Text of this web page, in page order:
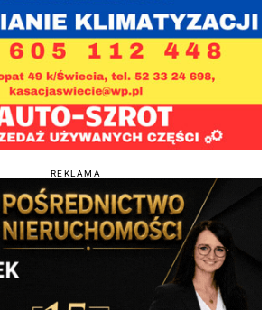
REKLAMA